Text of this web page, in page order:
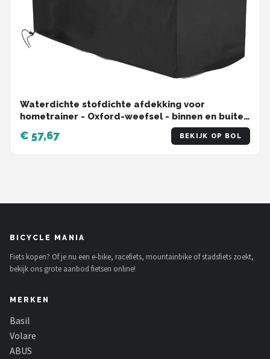
Waterdichte stofdichte afdekking voor
hometrainer - Oxford-weefsel - binnen en buiten
€ 57,67 BEKIJK OP BOL
BICYCLE MANIA
Fiets kopen? Of je nu een e-bike, racefiets, mountainbike of stadsfiets zoekt,
bekijk ons grote aanbod fietsen online!
MERKEN
Basil
Volare
ABUS